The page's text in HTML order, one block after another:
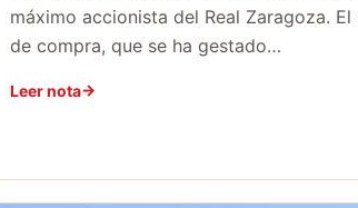
máximo accionista del Real Zaragoza. El
de compra, que se ha gestado…
Leer nota